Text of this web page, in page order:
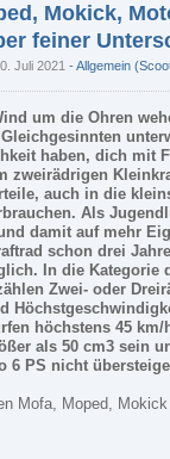
Mokick,
feiner
Juli 2021 - Allgemein
um die Ohren
haben, dich mit
zweirädrigen
auch in die
Als
damit auf mehr
schon drei
In die Kategorie
Zwei- oder
höchstens 45
als 50 cm3 sein
6 PS nicht
Mofa, Moped,